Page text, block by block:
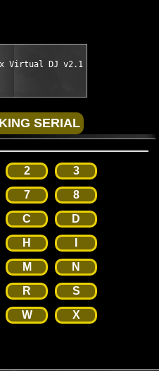
Virtual DJ v2.1
2
3
7
8
C
D
H
M
N
R
S
W
X